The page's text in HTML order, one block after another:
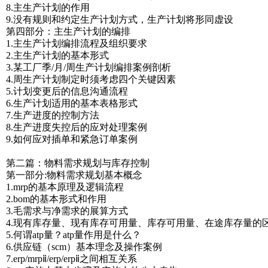
8.主生产计划的作用
9.没有规则和约定生产计划方式，生产计划将形同虚设
第四部分：主生产计划的编排
1.主生产计划编排流程及组织要求
2.主生产计划的基本形式
3.某工厂季/月/周生产计划编排案例剖析
4.周生产计划制定时须考虑四个关键因素
5.计划变更后的信息沟通流程
6.生产计划适用的基本表格形式
7.生产进度的控制方法
8.生产进度失控后的应对处理案例
9.如何应对插单和紧急订单案例
第二篇：物料需求规划与库存控制
第一部分:物料需求规划基本概念
1.mrp的基本原理及逻辑流程
2.bom的基本形式和作用
3.毛需求与净需求的展算方式
4.现有库存量、现有库存可用量、库存可用量、在途库存量的
5.何谓atp量？atp量作用是什么？
6.供应链（scm）基本理念及操作案例
7.erp/mrpⅱ/erp/erpⅱ之间相互关系